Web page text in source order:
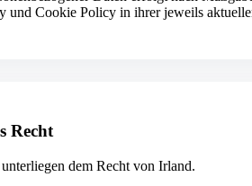
und Cookie Policy in ihrer jeweils
Recht
dem Recht von Irland.